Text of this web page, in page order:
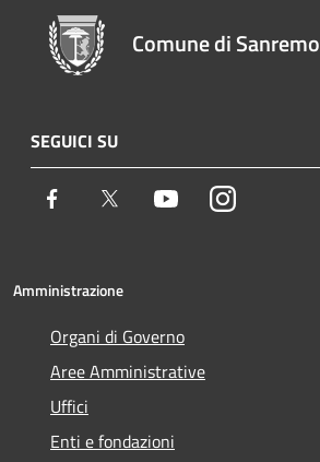
Comune di Sanremo
SEGUICI SU
Facebook Twitter YoutubeInstagram
Amministrazione
Organi di Governo
Aree Amministrative
Uffici
Enti e fondazioni